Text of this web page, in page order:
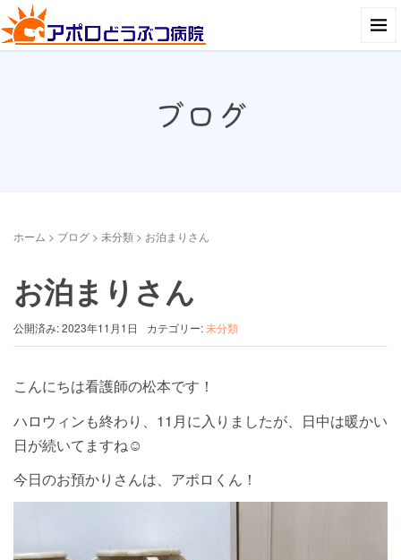
ブログ
ホーム > ブログ > 未分類 > お泊まりさん
お泊まりさん
公開済み: 2023年11月1日 カテゴリー:未分類
こんにちは看護師の松本です！
ハロウィンも終わり、11月に入りましたが、日中は暖かい
日が続いてますね☺︎
今日のお預かりさんは、アポロくん！